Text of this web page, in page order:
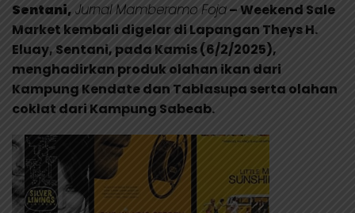
Sentani, Jurnal Mamberamo Foja– Weekend Sale
Market kembali digelar di Lapangan Theys H.
Eluay, Sentani, pada Kamis (6/2/2025),
menghadirkan produk olahan ikan dari
Kampung Kendate dan Tablasupa serta olahan
coklat dari Kampung Sabeab.